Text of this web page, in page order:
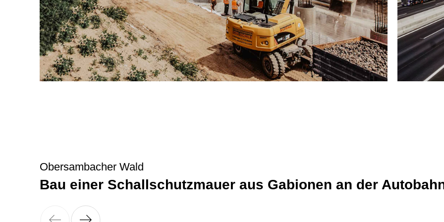
Obersambacher Wald
Bau einer Schallschutzmauer aus Gabionen an der